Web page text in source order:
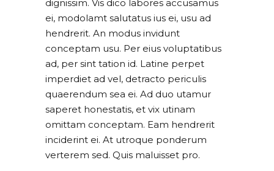
dignissim. Vis dico labores accusamus
ei, modolamt salutatus ius ei, usu ad
hendrerit. An modus invidunt
conceptam usu. Per eius voluptatibus
ad, per sint tation id. Latine perpet
imperdiet ad vel, detracto periculis
quaerendum sea ei. Ad duo utamur
saperet honestatis, et vix utinam
omittam conceptam. Eam hendrerit
inciderint ei. At utroque ponderum
verterem sed. Quis maluisset pro.